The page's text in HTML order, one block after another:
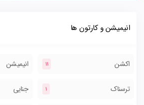
انیمیشن و کارتون ها
اکشن 11 انیمیشن
ترسناک 1 جنایی